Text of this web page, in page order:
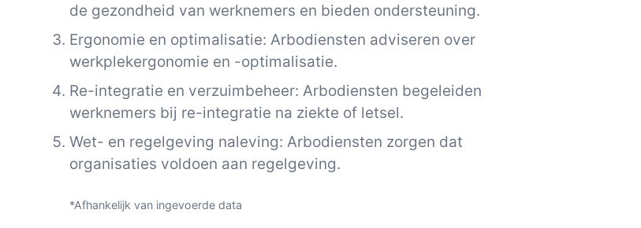
de gezondheid van werknemers en bieden ondersteuning.
Ergonomie en optimalisatie: Arbodiensten adviseren over
werkplekergonomie en -optimalisatie.
Re-integratie en verzuimbeheer: Arbodiensten begeleiden
werknemers bij re-integratie na ziekte of letsel.
Wet- en regelgeving naleving: Arbodiensten zorgen dat
organisaties voldoen aan regelgeving.
*Afhankelijk van ingevoerde data